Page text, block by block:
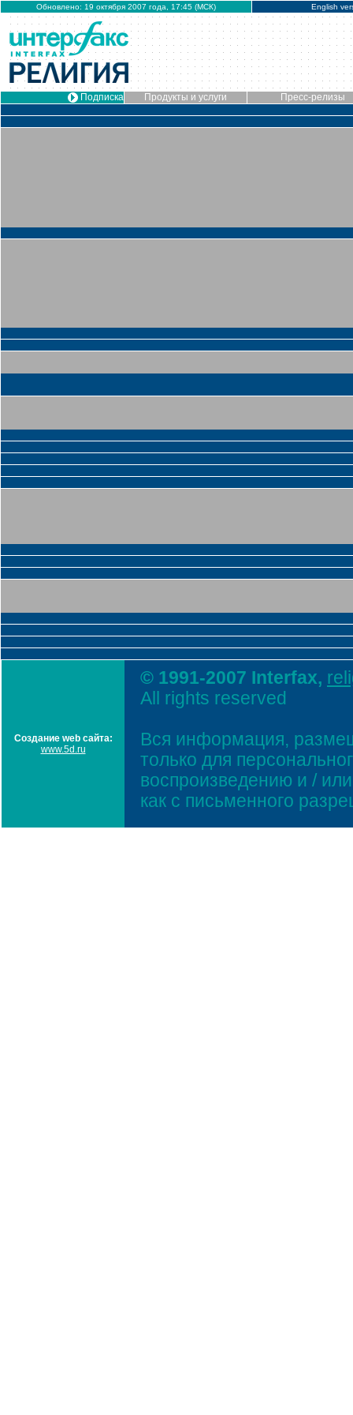
Обновлено: 19 октября 2007 года, 17:45 (МСК) English
Подписка Продукты и услуги Пресс-релизы
Создание web сайта:
www.5d.ru
© 1991-2007 Interfax,
All rights reserved
Вся информация,
только для
воспроизведению и /
как с письменного